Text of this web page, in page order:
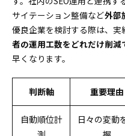
サイテーション整備など外部
優良企業を検討する際は、実
者の運用工数をどれだけ削減
早くなります。
判断軸 重要理由
自動順位計
日々の変動